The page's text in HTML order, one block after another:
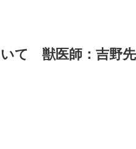
て 獣医師：吉野